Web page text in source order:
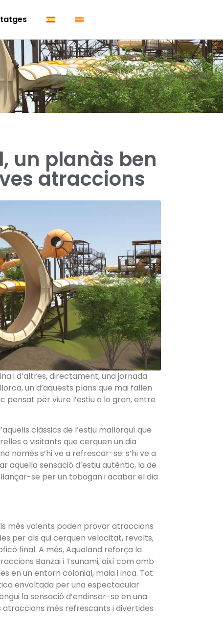
un planàs ben
atraccions
i d’altres, directament, una jornada
un d’aquests plans que mai fallen
pensat per viure l’estiu a lo gran, entre
clàssics de l’estiu mallorquí que
o visitants que cerquen un dia
només s’hi ve a refrescar-se: s’hi ve a
aquella sensació d’estiu autèntic, la de
se per un tobogan i acabar el dia
més valents poden provar atraccions
per als qui cerquen velocitat, revolts,
final. A més, Aqualand reforça la
Banzai i Tsunami, així com amb
en un entorn colonial, maia i inca. Tot
envoltada per una espectacular
la sensació d’endinsar-se en una
atraccions més refrescants i divertides